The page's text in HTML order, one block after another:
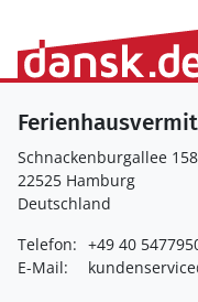
Schnackenburgallee 158
22525 Hamburg
Deutschland
Telefon: +49 40
E-Mail: